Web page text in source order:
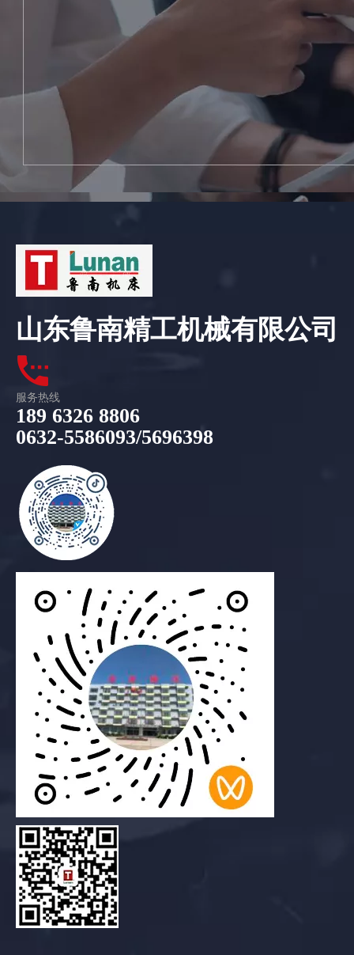
山东鲁南精工机械有限公司
服务热线
189 6326 8806
0632-5586093/5696398